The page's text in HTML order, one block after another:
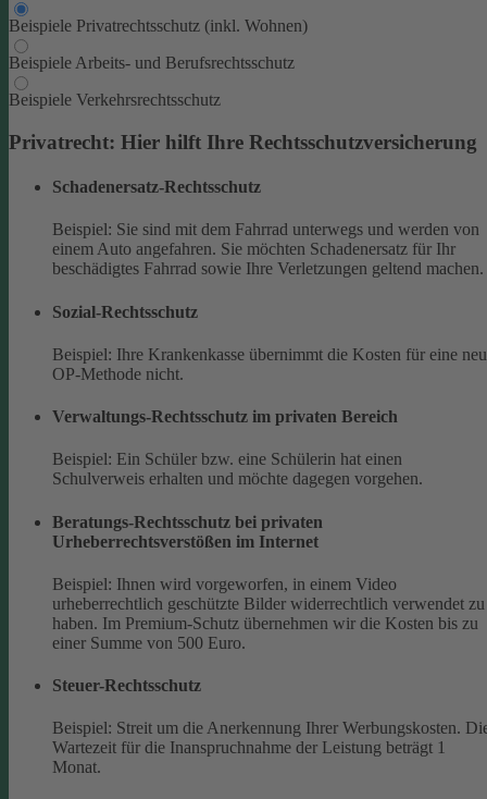
Beispiele Privatrechtsschutz (inkl. Wohnen)
Beispiele Arbeits- und Berufsrechtsschutz
Beispiele Verkehrsrechtsschutz
Privatrecht: Hier hilft Ihre Rechtsschutzversicherung
Schadenersatz-Rechtsschutz
Beispiel: Sie sind mit dem Fahrrad unterwegs und werden von
einem Auto angefahren. Sie möchten Schadenersatz für Ihr
beschädigtes Fahrrad sowie Ihre Verletzungen geltend machen.
Sozial-Rechtsschutz
Beispiel: Ihre Krankenkasse übernimmt die Kosten für eine
OP-Methode nicht.
Verwaltungs-Rechtsschutz im privaten Bereich
Beispiel: Ein Schüler bzw. eine Schülerin hat einen
Schulverweis erhalten und möchte dagegen vorgehen.
Beratungs-Rechtsschutz bei privaten
Urheberrechtsverstößen im Internet
Beispiel: Ihnen wird vorgeworfen, in einem Video
urheberrechtlich geschützte Bilder widerrechtlich verwendet zu
haben. Im Premium-Schutz übernehmen wir die Kosten bis zu
einer Summe von 500 Euro.
Steuer-Rechtsschutz
Beispiel: Streit um die Anerkennung Ihrer Werbungskosten.
Wartezeit für die Inanspruchnahme der Leistung beträgt 1
Monat.